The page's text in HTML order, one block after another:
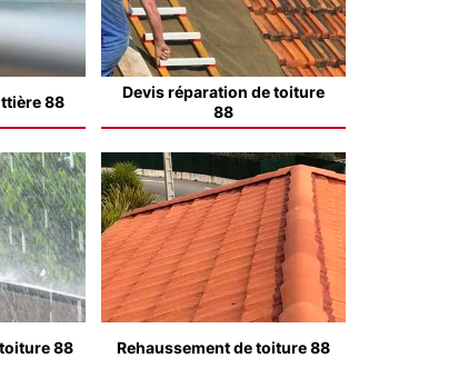
88
Devis réparation de toiture
88
88 Rehaussement de toiture 88